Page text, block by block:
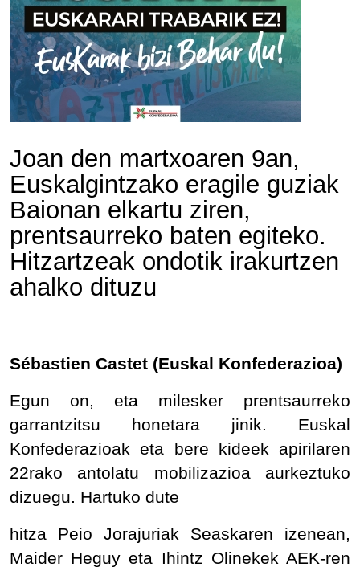
Joan den martxoaren 9an,
Euskalgintzako eragile guziak
Baionan elkartu ziren,
prentsaurreko baten egiteko.
Hitzartzeak ondotik irakurtzen
ahalko dituzu
Sébastien Castet (Euskal Konfederazioa)
Egun on, eta milesker prentsaurreko
garrantzitsu honetara jinik. Euskal
Konfederazioak eta bere kideek apirilaren
22rako antolatu mobilizazioa aurkeztuko
dizuegu. Hartuko dute
hitza Peio Jorajuriak Seaskaren izenean,
Maider Heguy eta Ihintz Olinekek AEK-ren